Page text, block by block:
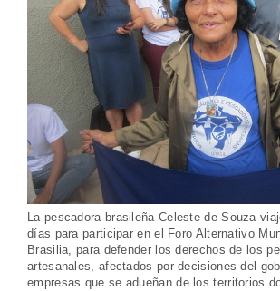
La pescadora brasileña Celeste de Souza
días para participar en el Foro Alternativo
Brasilia, para defender los derechos de los
artesanales, afectados por decisiones del
empresas que se adueñan de los territorios